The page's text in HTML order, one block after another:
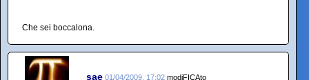
Che sei boccalona.
sae 01/04/2009, 17:02 modiFICAto